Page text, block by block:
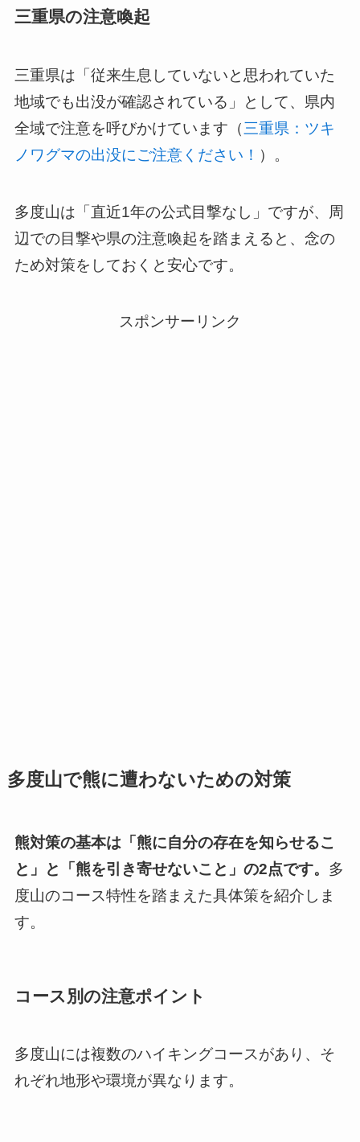
三重県の注意喚起
三重県は「従来生息していないと思われていた
地域でも出没が確認されている」として、県内
全域で注意を呼びかけています（三重県：ツキ
ノワグマの出没にご注意ください！ ）。
多度山は「直近1年の公式目撃なし」ですが、周
辺での目撃や県の注意喚起を踏まえると、念の
ため対策をしておくと安心です。
スポンサーリンク
多度山で熊に遭わないための対策
熊対策の基本は「熊に自分の存在を知らせるこ
と」と「熊を引き寄せないこと」の2点です。 多
度山のコース特性を踏まえた具体策を紹介しま
す。
コース別の注意ポイント
多度山には複数のハイキングコースがあり、そ
れぞれ地形や環境が異なります。